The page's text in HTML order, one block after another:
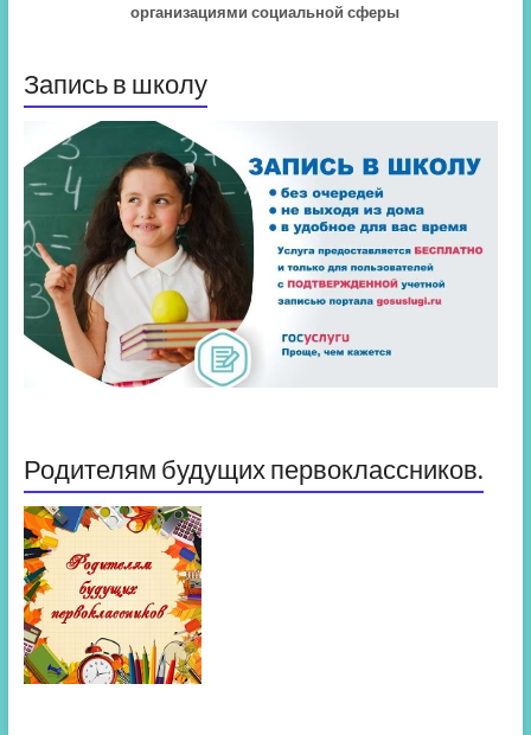
организациями социальной сферы
Запись в школу
Родителям будущих первоклассников.